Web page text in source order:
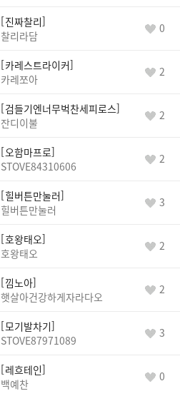
진짜찰리
찰리라담
0
카레스트라이커
카레쪼아
2
검들기엔너무벅찬세피로스
잔디이불
2
오함마프로
STOVE84310606
2
힐버튼만눌러
힐버튼만눌러
3
호왕태오
호왕태오
2
낌노아
햇살아건강하게자라다오
2
모기발차기
STOVE87971089
3
레흐테인
백예찬
0